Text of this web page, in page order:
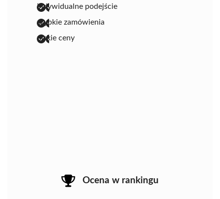
indywidualne podejście
szybkie zamówienia
niskie ceny
Ocena w rankingu